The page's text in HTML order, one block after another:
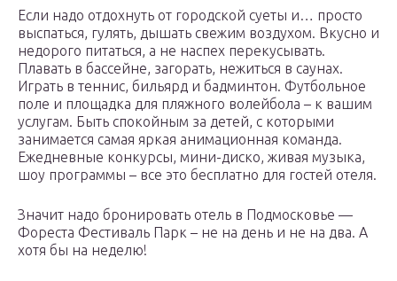
Если надо отдохнуть от городской суеты и… просто
выспаться, гулять, дышать свежим воздухом. Вкусно и
недорого питаться, а не наспех перекусывать.
Плавать в бассейне, загорать, нежиться в саунах.
Играть в теннис, бильярд и бадминтон. Футбольное
поле и площадка для пляжного волейбола – к вашим
услугам. Быть спокойным за детей, с которыми
занимается самая яркая анимационная команда.
Ежедневные конкурсы, мини-диско, живая музыка,
шоу программы – все это бесплатно для гостей отеля.
Значит надо бронировать отель в Подмосковье —
Фореста Фестиваль Парк – не на день и не на два. А
хотя бы на неделю!